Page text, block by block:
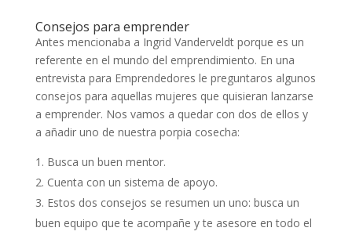
Consejos para emprender
Antes mencionaba a Ingrid Vanderveldt porque es un
referente en el mundo del emprendimiento. En una
entrevista para Emprendedores le preguntaros algunos
consejos para aquellas mujeres que quisieran lanzarse
a emprender. Nos vamos a quedar con dos de ellos y
a añadir uno de nuestra porpia cosecha:
Busca un buen mentor.
Cuenta con un sistema de apoyo.
Estos dos consejos se resumen un uno: busca un
buen equipo que te acompañe y te asesore en todo el